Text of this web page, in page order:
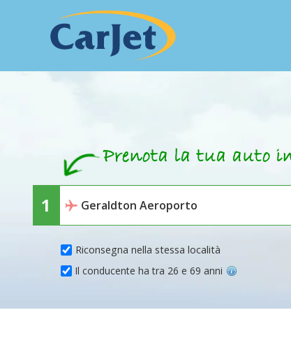
Riconsegna nella stessa località
Il conducente ha tra 26 e 69 anni